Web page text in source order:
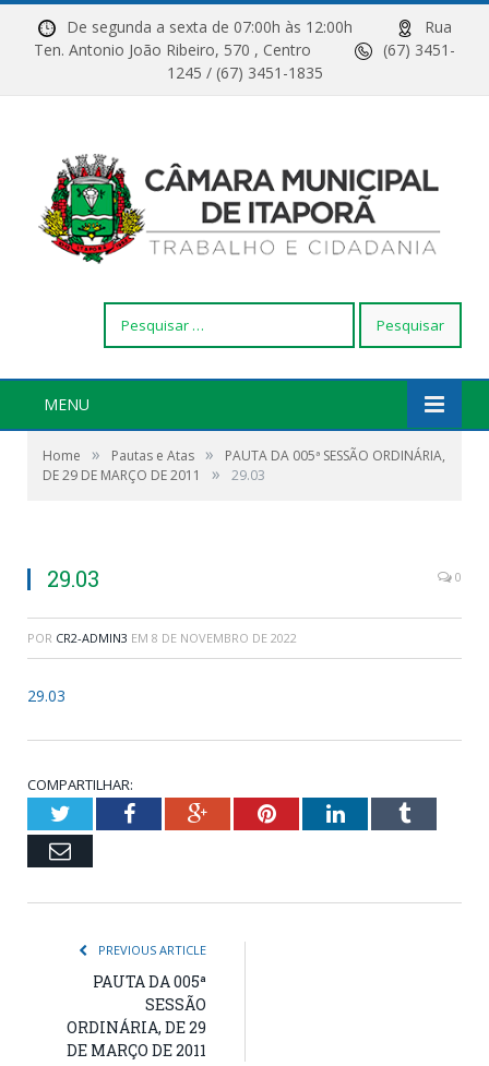
De segunda a sexta de 07:00h às 12:00h
Rua
Ten. Antonio João Ribeiro, 570 , Centro
(67) 3451-
1245 / (67) 3451-1835
por:
MENU
Home » Pautas e Atas »
PAUTA DA 005ª SESSÃO ORDINÁRIA,
DE 29 DE MARÇO DE 2011
» 29.03
29.03 0
POR CR2-ADMIN3 EM 8 DE NOVEMBRO DE 2022
29.03
COMPARTILHAR:
TwitterFacebookGoogle+PinterestLinkedInTumblr
Email
PREVIOUS ARTICLE
PAUTA DA 005ª
SESSÃO
ORDINÁRIA, DE 29
DE MARÇO DE 2011